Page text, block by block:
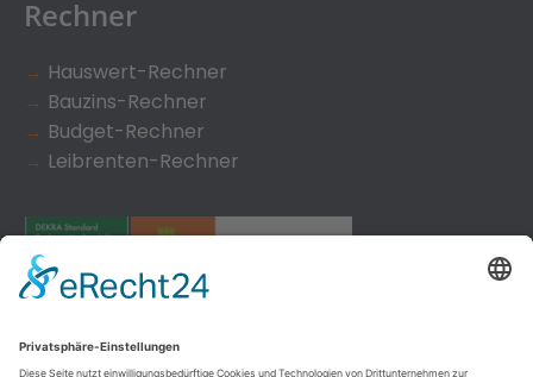
Rechner
→ Hauswert-Rechner
→ Bauzins-Rechner
→ Budget-Rechner
→ Leibrenten-Rechner
Kundenbewertungen und Erfahrungen zu